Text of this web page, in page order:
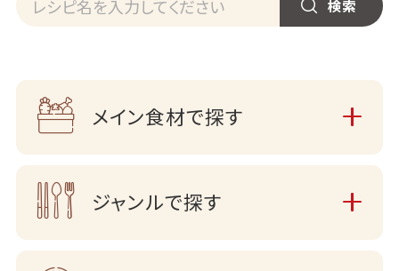
メイン食材で探す
ジャンルで探す